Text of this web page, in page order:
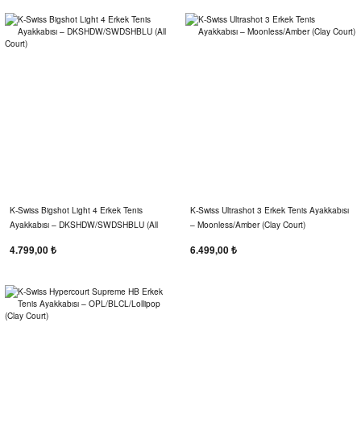
K-Swiss Bigshot Light 4 Erkek Tenis
Ayakkabısı – DKSHDW/SWDSHBLU (All
4.799,00 ₺
K-Swiss Ultrashot 3 Erkek Tenis Ayakkabısı
– Moonless/Amber (Clay Court)
6.499,00 ₺